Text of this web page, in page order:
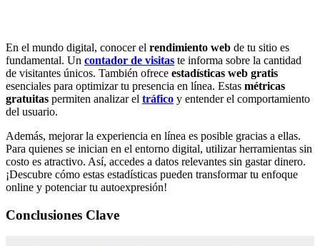
En el mundo digital, conocer el rendimiento web de tu sitio es
fundamental. Un contador de visitas te informa sobre la cantidad
de visitantes únicos. También ofrece estadísticas web gratis
esenciales para optimizar tu presencia en línea. Estas métricas
gratuitas permiten analizar el tráfico y entender el comportamiento
del usuario.
Además, mejorar la experiencia en línea es posible gracias a ellas.
Para quienes se inician en el entorno digital, utilizar herramientas sin
costo es atractivo. Así, accedes a datos relevantes sin gastar dinero.
¡Descubre cómo estas estadísticas pueden transformar tu enfoque
online y potenciar tu autoexpresión!
Conclusiones Clave